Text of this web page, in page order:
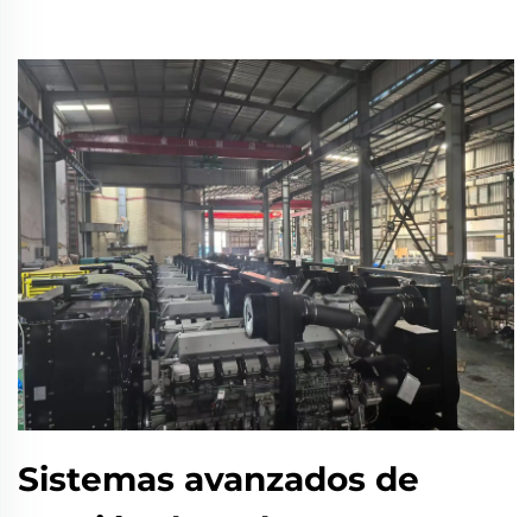
Sistemas avanzados de